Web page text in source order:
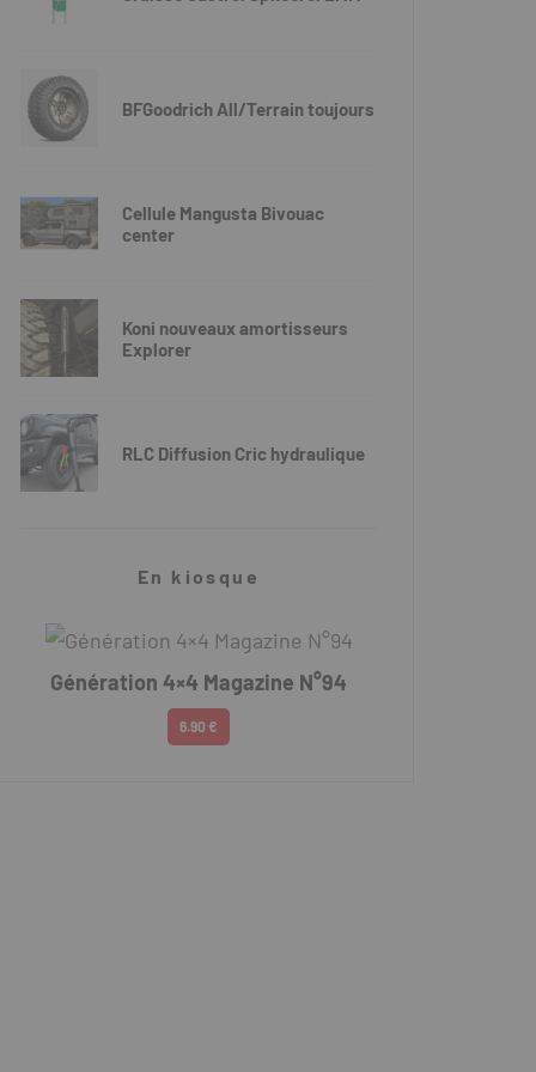
BFGoodrich All/Terrain toujours
Cellule Mangusta Bivouac
center
Koni nouveaux amortisseurs
Explorer
RLC Diffusion Cric hydraulique
En kiosque
Génération 4×4 Magazine N°94
6.90 €